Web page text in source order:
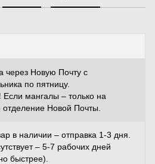
через Новую Почту с
по пятницу.
Если мангалы – только на
отделение Новой Почты.
в наличии – отправка 1-3 дня.
– 5-7 рабочих дней
быстрее).